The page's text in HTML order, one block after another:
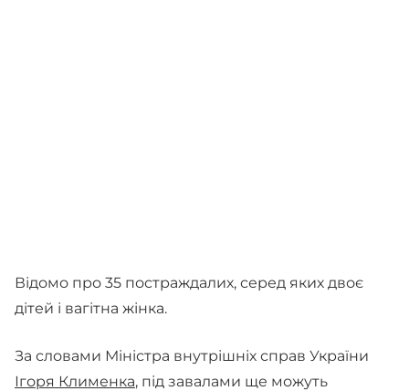
Відомо про 35 постраждалих, серед яких двоє
дітей і вагітна жінка.
За словами Міністра внутрішніх справ України
Ігоря Клименка, під завалами ще можуть